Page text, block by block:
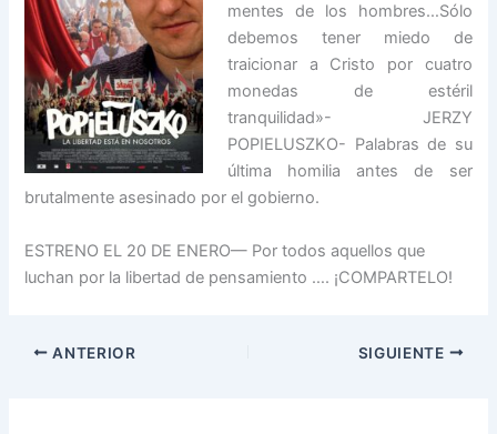
mentes de los hombres…Sólo
debemos tener miedo de
traicionar a Cristo por cuatro
monedas de estéril
tranquilidad»- JERZY
POPIELUSZKO- Palabras de su
última homilia antes de ser
brutalmente asesinado por el gobierno.
ESTRENO EL 20 DE ENERO— Por todos aquellos que
luchan por la libertad de pensamiento …. ¡COMPARTELO!
ANTERIOR SIGUIENTE